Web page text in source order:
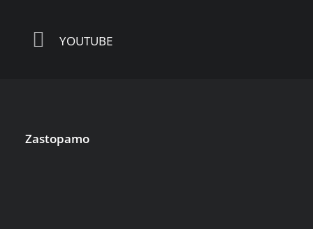
YOUTUBE
Zastopamo